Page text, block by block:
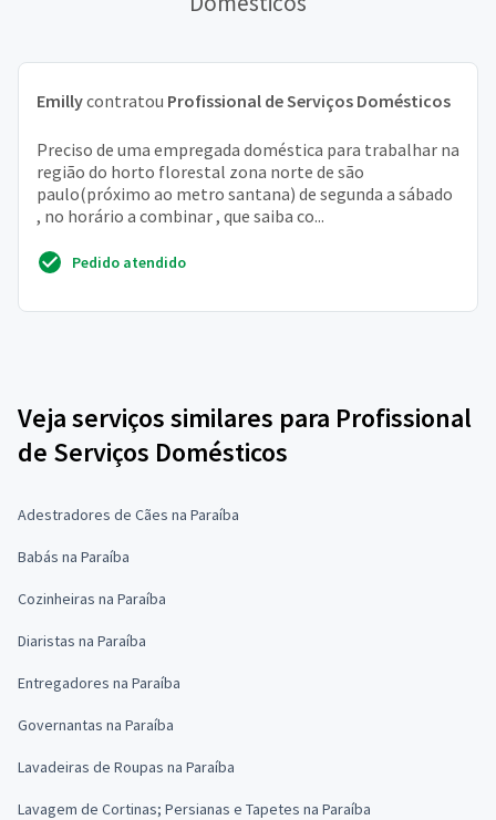
Emillycontratou Profissional de Serviços Domésticos
Preciso de uma empregada doméstica para trabalhar na
região do horto florestal zona norte de são
paulo(próximo ao metro santana) de segunda a sábado
, no horário a combinar , que saiba co...
Pedido atendido
Veja serviços similares para Profissional
de Serviços Domésticos
Adestradores de Cães na Paraíba
Babás na Paraíba
Cozinheiras na Paraíba
Diaristas na Paraíba
Entregadores na Paraíba
Governantas na Paraíba
Lavadeiras de Roupas na Paraíba
Lavagem de Cortinas; Persianas e Tapetes na Paraíba